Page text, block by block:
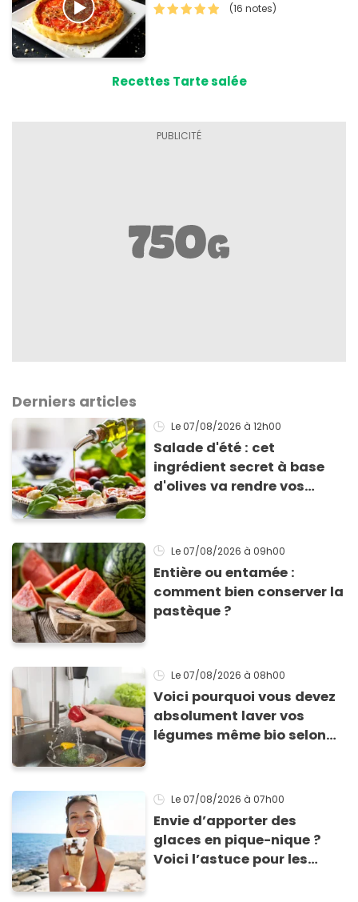
(16 notes)
Recettes Tarte salée
Derniers articles
Le 07/08/2026 à 12h00
Salade d'été : cet
ingrédient secret à base
d'olives va rendre vos
Le 07/08/2026 à 09h00
Entière ou entamée :
comment bien conserver la
pastèque ?
Le 07/08/2026 à 08h00
Voici pourquoi vous devez
absolument laver vos
légumes même bio selon
Le 07/08/2026 à 07h00
Envie d’apporter des
glaces en pique-nique ?
Voici l’astuce pour les